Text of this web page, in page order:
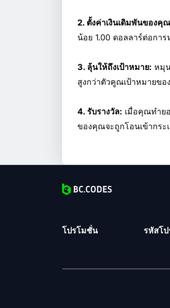
2. ตั้งค่าเงินเดิมพันของคุ
น้อย 1.00 ดอลลาร์ต่อกา
3. ลุ้นให้ถึงเป้าหมาย: หมุ
สูงกว่าตัวคูณเป้าหมายขอ
4. รับรางวัล: เมื่อคุณทำย
ของคุณจะถูกโอนเข้ากระ
โปรโมชั่น รหัสโ